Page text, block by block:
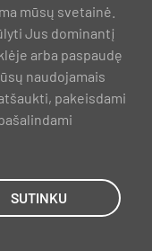
uzņēmējdarbības
attīstības fonds.
mūsų svetainė.
Jus dominantį
arba paspaudę
naudojamais
pakeisdami
SUTINKU